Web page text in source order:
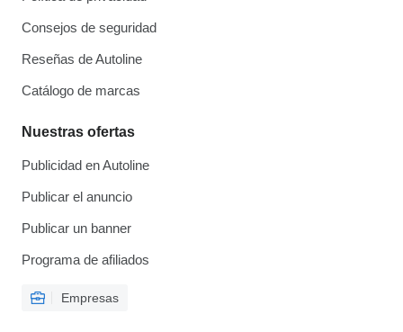
Consejos de seguridad
Reseñas de Autoline
Catálogo de marcas
Nuestras ofertas
Publicidad en Autoline
Publicar el anuncio
Publicar un banner
Programa de afiliados
Empresas